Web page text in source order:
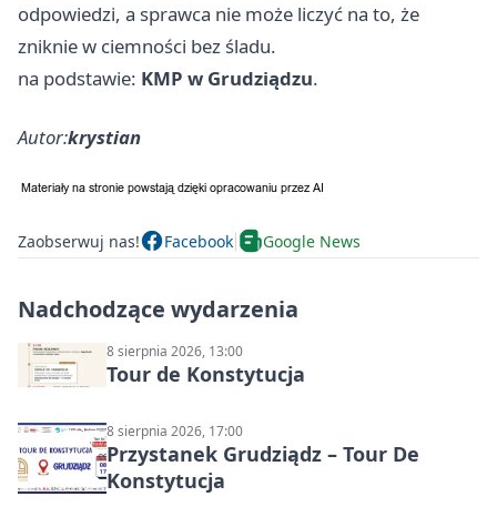
odpowiedzi, a sprawca nie może liczyć na to, że
zniknie w ciemności bez śladu.
na podstawie: KMP w Grudziądzu.
Autor:krystian
Zaobserwuj nas! Facebook Google News
Nadchodzące wydarzenia
8 sierpnia 2026, 13:00
Tour de Konstytucja
8 sierpnia 2026, 17:00
Przystanek Grudziądz – Tour De
Konstytucja